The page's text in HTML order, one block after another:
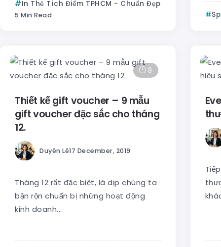
In Thẻ Tích Điểm TPHCM - Chuẩn Đẹp
5 Min Read
8
Thiết kế gift voucher – 9 mẫu
gift voucher đặc sắc cho tháng
12.
Duyên Lê17 December, 2019
Tháng 12 rất đặc biệt, là dịp chúng ta
bận rộn chuẩn bị những hoạt động
kinh doanh...